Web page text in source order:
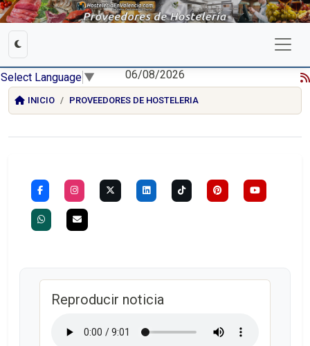
Select Language ▼ 06/08/2026
INICIO PROVEEDORES DE HOSTELERIA
Reproducir noticia